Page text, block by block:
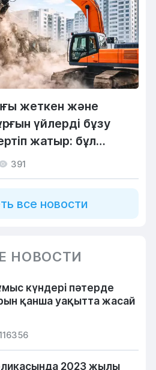
жеткен және
үйлерді бұзу
жатыр: бұл
салушыларға
391
все новости
НОВОСТИ
күндері пәтерде
қанша уақытта жасай
2023 жылы